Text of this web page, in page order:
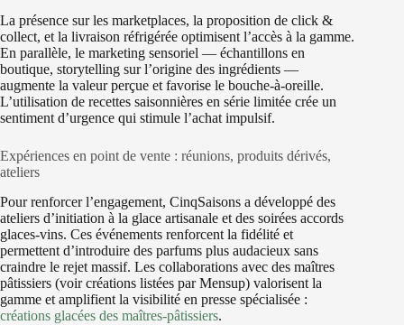
La présence sur les marketplaces, la proposition de click &
collect, et la livraison réfrigérée optimisent l’accès à la gamme.
En parallèle, le marketing sensoriel — échantillons en
boutique, storytelling sur l’origine des ingrédients —
augmente la valeur perçue et favorise le bouche-à-oreille.
L’utilisation de recettes saisonnières en série limitée crée un
sentiment d’urgence qui stimule l’achat impulsif.
Expériences en point de vente : réunions, produits dérivés,
ateliers
Pour renforcer l’engagement, CinqSaisons a développé des
ateliers d’initiation à la glace artisanale et des soirées accords
glaces‑vins. Ces événements renforcent la fidélité et
permettent d’introduire des parfums plus audacieux sans
craindre le rejet massif. Les collaborations avec des maîtres
pâtissiers (voir créations listées par Mensup) valorisent la
gamme et amplifient la visibilité en presse spécialisée :
créations glacées des maîtres‑pâtissiers.